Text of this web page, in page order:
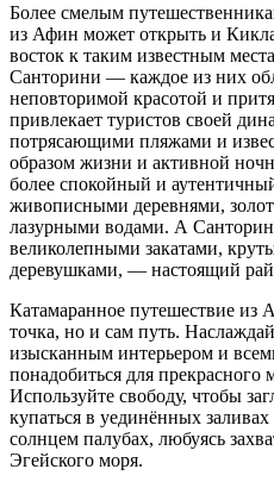
Более смелым
из Афин может открыть и
восток к таким известным
Санторини — каждое из них
неповторимой красотой и
привлекает туристов своей
потрясающими пляжами и
образом жизни и активной
более спокойный и
живописными деревнями,
лазурными водами. А
великолепными закатами,
деревушками, — настоящий рай
Катамаранное путешествие из
точка, но и сам путь.
изысканным интерьером и
понадобиться для прекрасного
Используйте свободу, чтобы
купаться в уединённых
солнцем палубах, любуясь
Эгейского моря.